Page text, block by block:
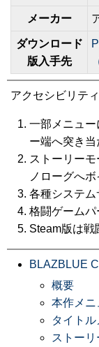
メーカー
ダウンロード
版入手先
アクセシビリテ
一部メニュー
ー端へ突き
ストーリー
ノローグへボ
各種システム
格闘ゲーム
Steam版は戦
BLAZBLUE
概要
本作メニ
タイト
ストーリ